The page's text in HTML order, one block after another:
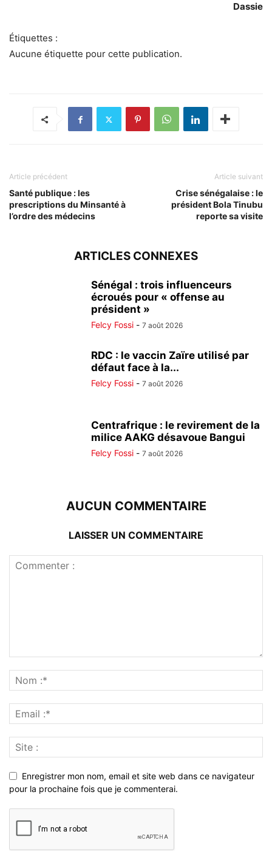
Dassie
Étiquettes :
Aucune étiquette pour cette publication.
Article précédent
Santé publique : les
prescriptions du Minsanté à
l’ordre des médecins
Article suivant
Crise sénégalaise : le
président Bola Tinubu
reporte sa visite
ARTICLES CONNEXES
Sénégal : trois influenceurs
écroués pour « offense au
président »
Felcy Fossi - 7 août 2026
RDC : le vaccin Zaïre utilisé par
défaut face à la...
Felcy Fossi - 7 août 2026
Centrafrique : le revirement de la
milice AAKG désavoue Bangui
Felcy Fossi - 7 août 2026
AUCUN COMMENTAIRE
LAISSER UN COMMENTAIRE
Enregistrer mon nom, email et site web dans ce navigateur
pour la prochaine fois que je commenterai.